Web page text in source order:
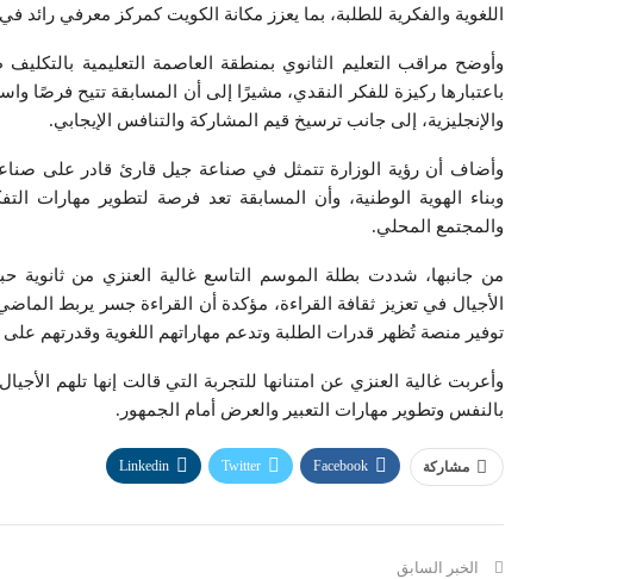
اللغوية والفكرية للطلبة، بما يعزز مكانة الكويت كمركز معرفي رائد
وأوضح مراقب التعليم الثانوي بمنطقة العاصمة التعليمية
باعتبارها ركيزة للفكر النقدي، مشيرًا إلى أن المسابقة تتيح فرصًا
والإنجليزية، إلى جانب ترسيخ قيم المشاركة والتنافس الإيجابي.
وأضاف أن رؤية الوزارة تتمثل في صناعة جيل قارئ قادر على
وبناء الهوية الوطنية، وأن المسابقة تعد فرصة لتطوير مهارات
والمجتمع المحلي.
من جانبها، شددت بطلة الموسم التاسع غالية العنزي من ثانوية
الأجيال في تعزيز ثقافة القراءة، مؤكدة أن القراءة جسر يربط
توفير منصة تُظهر قدرات الطلبة وتدعم مهاراتهم اللغوية وقدرتهم على
وأعربت غالية العنزي عن امتنانها للتجربة التي قالت إنها تلهم
بالنفس وتطوير مهارات التعبير والعرض أمام الجمهور.
مشاركة Facebook
Twitter
Linkedin
الخبر السابق